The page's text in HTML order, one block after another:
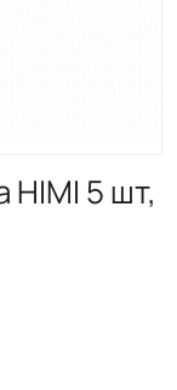
HIMI 5 шт,